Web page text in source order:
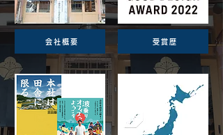
会社概要 受賞歴